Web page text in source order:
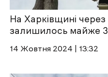
На Харківщині через
залишилось майже
14 Жовтня 2024 | 13:32